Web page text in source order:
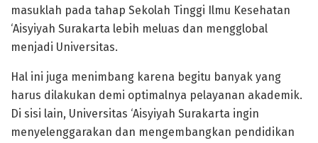
masuklah pada tahap Sekolah Tinggi Ilmu Kesehatan
‘Aisyiyah Surakarta lebih meluas dan mengglobal
menjadi Universitas.
Hal ini juga menimbang karena begitu banyak yang
harus dilakukan demi optimalnya pelayanan akademik.
Di sisi lain, Universitas ‘Aisyiyah Surakarta ingin
menyelenggarakan dan mengembangkan pendidikan